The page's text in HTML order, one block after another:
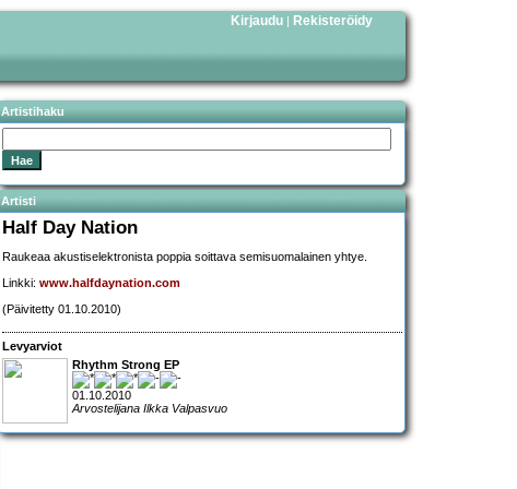
Kirjaudu | Rekisteröidy
Artistihaku
Artisti
Half Day Nation
Raukeaa akustiselektronista poppia soittava semisuomalainen yhtye.
Linkki: www.halfdaynation.com
(Päivitetty 01.10.2010)
Levyarviot
Rhythm Strong EP
01.10.2010
Arvostelijana Ilkka Valpasvuo